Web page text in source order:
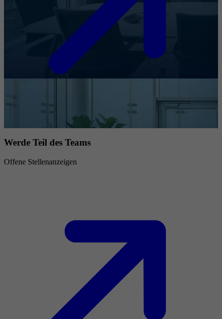
Werde Teil des Teams
Offene Stellenanzeigen